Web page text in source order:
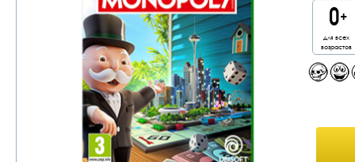
для всех
возрастов